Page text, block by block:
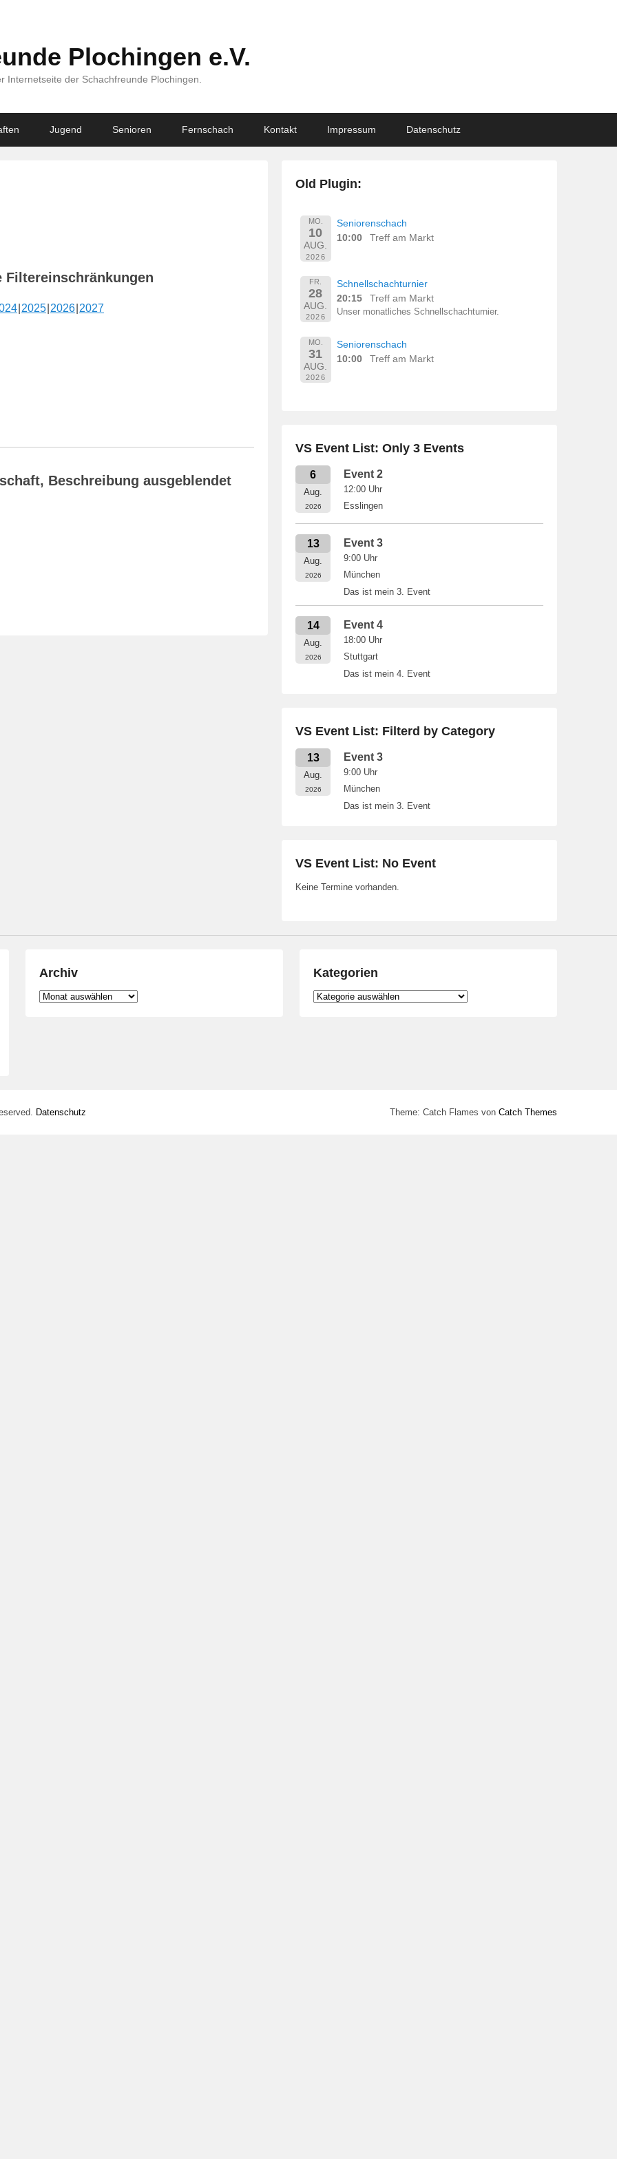
Plochingen e.V.
Internetseite der Schachfreunde Plochingen.
Jugend Senioren Fernschach Kontakt Impressum Datenschutz
Filtereinschränkungen
2025 2026 2027
Beschreibung ausgeblendet
Old Plugin:
MO.
10
AUG.
2026
Seniorenschach
10:00
Treff am Markt
FR.
28
AUG.
2026
Schnellschachturnier
20:15
Treff am Markt
Unser monatliches Schnellschachturnier.
MO.
31
AUG.
2026
Seniorenschach
10:00
Treff am Markt
VS Event List: Only 3 Events
6
Aug.
2026
Event 2
12:00 Uhr
Esslingen
13
Aug.
2026
Event 3
9:00 Uhr
München
Das ist mein 3. Event
14
Aug.
2026
Event 4
18:00 Uhr
Stuttgart
Das ist mein 4. Event
VS Event List: Filterd by Category
13
Aug.
2026
Event 3
9:00 Uhr
München
Das ist mein 3. Event
VS Event List: No Event
Keine Termine vorhanden.
Archiv
Archiv
Kategorien
Kategorien
Datenschutz Theme: Catch Flames von Catch Themes